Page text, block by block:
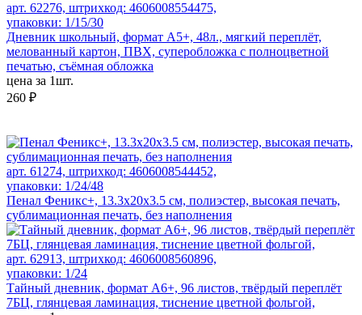
арт. 62276, штрихкод: 4606008554475,
упаковки: 1/15/30
Дневник школьный, формат А5+, 48л., мягкий переплёт,
мелованный картон, ПВХ, суперобложка с полноцветной
печатью, съёмная обложка
цена за 1шт.
260 ₽
арт. 61274, штрихкод: 4606008544452,
упаковки: 1/24/48
Пенал Феникс+, 13.3x20x3.5 см, полиэстер, высокая печать,
сублимационная печать, без наполнения
арт. 62913, штрихкод: 4606008560896,
упаковки: 1/24
Тайный дневник, формат А6+, 96 листов, твёрдый переплёт
7БЦ, глянцевая ламинация, тиснение цветной фольгой,